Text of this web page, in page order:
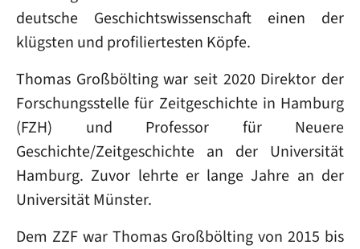
deutsche Geschichtswissenschaft einen der
klügsten und profiliertesten Köpfe.
Thomas Großbölting war seit 2020 Direktor der
Forschungsstelle für Zeitgeschichte in Hamburg
(FZH) und Professor für Neuere
Geschichte/Zeitgeschichte an der Universität
Hamburg. Zuvor lehrte er lange Jahre an der
Universität Münster.
Dem ZZF war Thomas Großbölting von 2015 bis